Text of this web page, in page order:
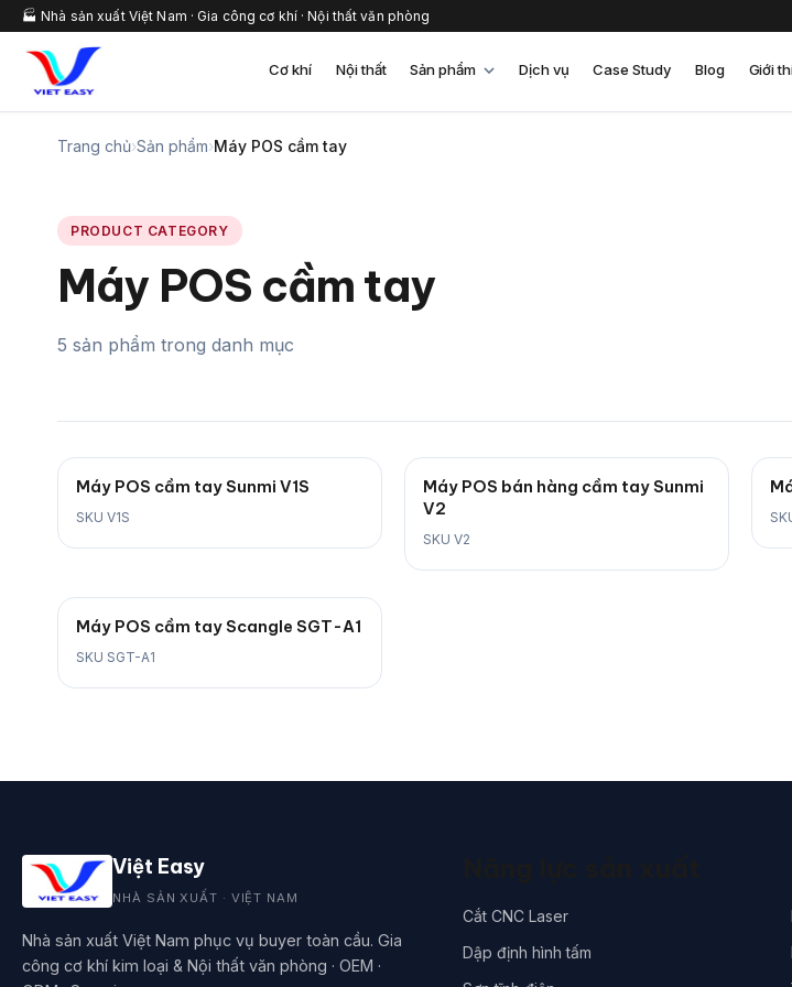
🏭 Nhà sản xuất Việt Nam · Gia công cơ khí · Nội thất văn phòng
Cơ khí Nội thất Sản phẩm Dịch vụ Case Study Blog Giới
Trang chủ›Sản phẩm›Máy POS cầm tay
PRODUCT CATEGORY
Máy POS cầm tay
5 sản phẩm trong danh mục
Máy POS cầm tay Sunmi V1S
SKU V1S
Máy POS bán hàng cầm tay Sunmi
V2
SKU V2
Máy POS cầm tay Scangle SGT-A1
SKU SGT-A1
Việt Easy
NHÀ SẢN XUẤT · VIỆT NAM
Nhà sản xuất Việt Nam phục vụ buyer toàn cầu. Gia
công cơ khí kim loại & Nội thất văn phòng · OEM ·
Cắt CNC Laser
Dập định hình tấm